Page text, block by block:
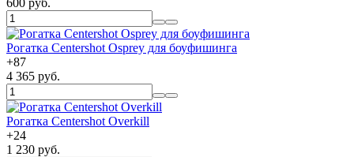
Рогатка Centershot Osprey для боуфишинга
+87
4 365 руб.
Рогатка Centershot Overkill
+24
1 230 руб.